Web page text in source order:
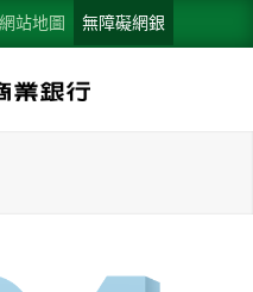
網站地圖 無障礙網銀